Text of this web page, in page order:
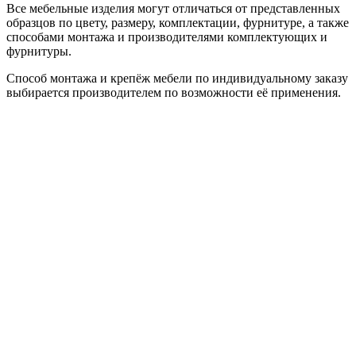
Все мебельные изделия могут отличаться от представленных
образцов по цвету, размеру, комплектации, фурнитуре, а также
способами монтажа и производителями комплектующих и
фурнитуры.
Способ монтажа и крепёж мебели по индивидуальному заказу
выбирается производителем по возможности её применения.